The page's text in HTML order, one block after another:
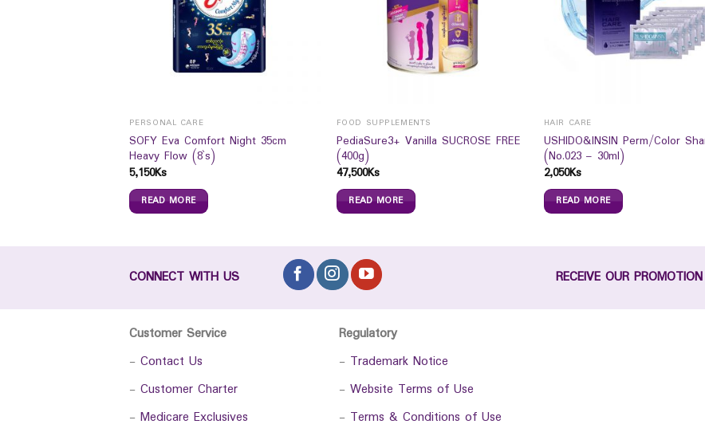
PERSONAL CARE
SOFY Eva Comfort Night 35cm
Heavy Flow (8`s)
5,150Ks
READ MORE
FOOD SUPPLEMENTS
PediaSure3+ Vanilla SUCROSE FREE
(400g)
47,500Ks
READ MORE
HAIR CARE
USHIDO&INSIN Perm/Color
(No.023 – 30ml)
2,050Ks
READ MORE
CONNECT WITH US RECEIVE OUR
Customer Service
- Contact Us
- Customer Charter
- Medicare Exclusives
Regulatory
- Trademark Notice
- Website Terms of Use
- Terms & Conditions of Use